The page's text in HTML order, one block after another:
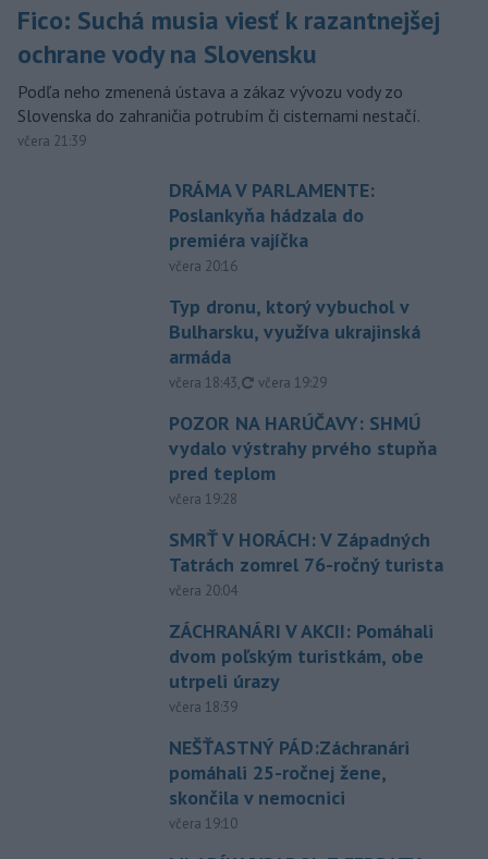
Fico: Suchá musia viesť k razantnejšej
ochrane vody na Slovensku
Podľa neho zmenená ústava a zákaz vývozu vody zo
Slovenska do zahraničia potrubím či cisternami nestačí.
včera 21:39
DRÁMA V PARLAMENTE:
Poslankyňa hádzala do
premiéra vajíčka
včera 20:16
Typ dronu, ktorý vybuchol v
Bulharsku, využíva ukrajinská
armáda
včera 18:43, aktualizované
včera 19:29
POZOR NA HARÚČAVY: SHMÚ
vydalo výstrahy prvého stupňa
pred teplom
včera 19:28
SMRŤ V HORÁCH: V Západných
Tatrách zomrel 76-ročný turista
včera 20:04
ZÁCHRANÁRI V AKCII: Pomáhali
dvom poľským turistkám, obe
utrpeli úrazy
včera 18:39
NEŠŤASTNÝ PÁD:Záchranári
pomáhali 25-ročnej žene,
skončila v nemocnici
včera 19:10